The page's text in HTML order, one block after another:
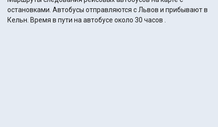
остановками. Автобусы отправляются с Львов и прибывают в
Кельн. Время в пути на автобусе около 30 часов .